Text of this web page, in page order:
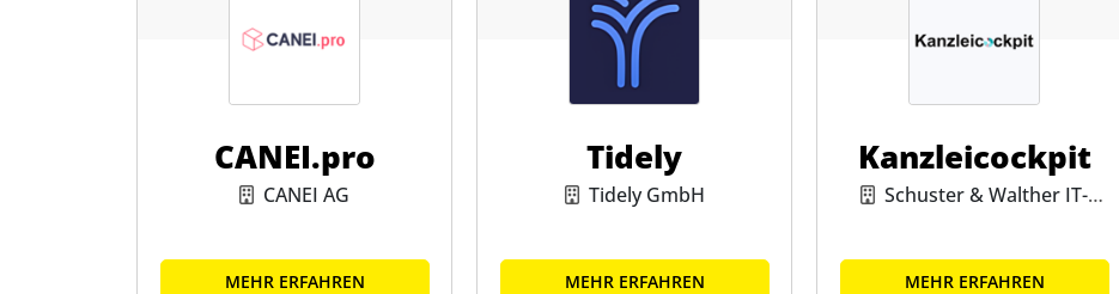
CANEI.pro
CANEI AG
MEHR ERFAHREN
Tidely
Tidely GmbH
MEHR ERFAHREN
Kanzleicockpit
Schuster & Walther IT-
MEHR ERFAHREN